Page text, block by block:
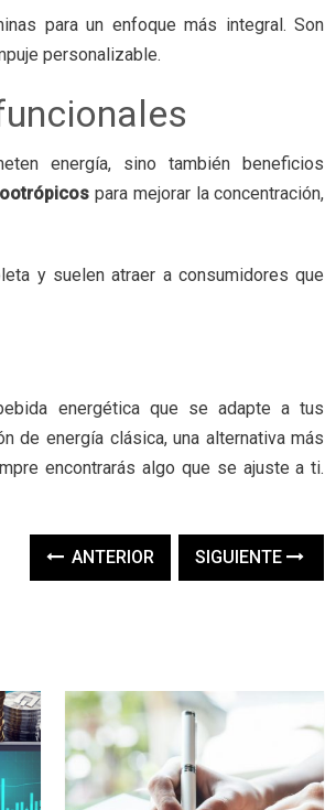
para un enfoque más integral. Son
personalizable.
energía, sino también beneficios
para mejorar la concentración,
y suelen atraer a consumidores que
energética que se adapte a tus
de energía clásica, una alternativa más
encontrarás algo que se ajuste a ti.
ANTERIOR SIGUIENTE